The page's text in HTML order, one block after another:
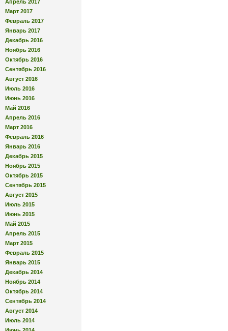
Апрель 2017
Март 2017
Февраль 2017
Январь 2017
Декабрь 2016
Ноябрь 2016
Октябрь 2016
Сентябрь 2016
Август 2016
Июль 2016
Июнь 2016
Май 2016
Апрель 2016
Март 2016
Февраль 2016
Январь 2016
Декабрь 2015
Ноябрь 2015
Октябрь 2015
Сентябрь 2015
Август 2015
Июль 2015
Июнь 2015
Май 2015
Апрель 2015
Март 2015
Февраль 2015
Январь 2015
Декабрь 2014
Ноябрь 2014
Октябрь 2014
Сентябрь 2014
Август 2014
Июль 2014
Июнь 2014